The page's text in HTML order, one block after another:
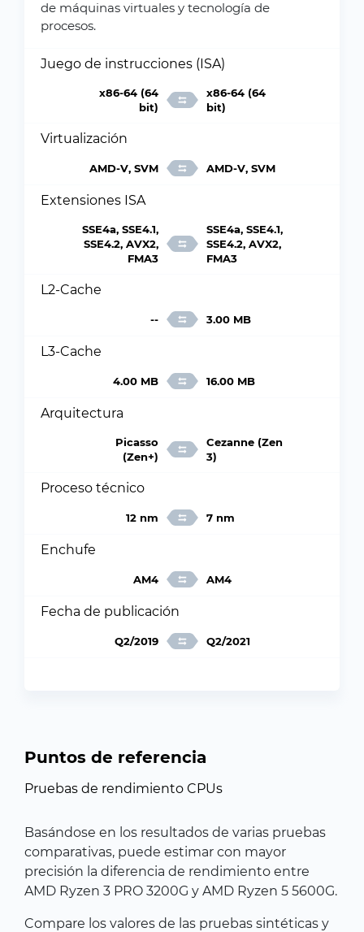
de máquinas virtuales y tecnología de
procesos.
Juego de instrucciones (ISA)
x86-64 (64
bit)
x86-64 (64
bit)
Virtualización
AMD-V, SVM AMD-V, SVM
Extensiones ISA
SSE4a, SSE4.1,
SSE4.2, AVX2,
FMA3
SSE4a, SSE4.1,
SSE4.2, AVX2,
FMA3
L2-Cache
-- 3.00 MB
L3-Cache
4.00 MB 16.00 MB
Arquitectura
Picasso
(Zen+)
Cezanne (Zen
3)
Proceso técnico
12 nm 7 nm
Enchufe
AM4 AM4
Fecha de publicación
Q2/2019 Q2/2021
Puntos de referencia
Pruebas de rendimiento CPUs
Basándose en los resultados de varias pruebas
comparativas, puede estimar con mayor
precisión la diferencia de rendimiento entre
AMD Ryzen 3 PRO 3200G y AMD Ryzen 5 5600G.
Compare los valores de las pruebas sintéticas y